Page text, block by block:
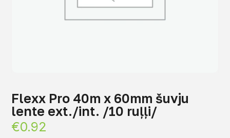
Flexx Pro 40m x 60mm šuvju
lente ext./int. /10 ruļļi/
€0.92